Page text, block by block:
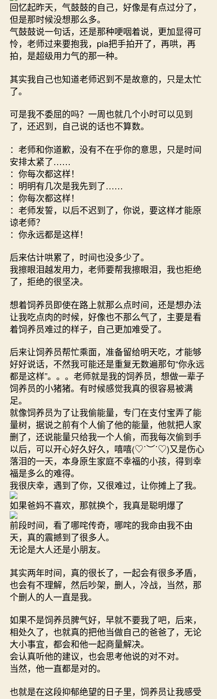
回忆起昨天，气鼓鼓的自己，好像是有点过分了，
但是那时候没想那么多。
气鼓鼓说一句话，还是那种哽咽着说，更加显得可
怜，老师过来要抱我，pia把手拍开了，再哄，再
拍，是超级用力气的那一种。
其实我自己也知道老师迟到不是故意的，只是太忙
了。
可是我不委屈的吗？一周也就几个小时可以见到
了，还迟到，自己说的话也不算数。
：老师和你道歉，没有不在乎你的意思，只是时间
安排太紧了……
：你每次都这样！
：明明有几次是我先到了……
：你每次都这样！
：老师发誓，以后不迟到了，你说，要这样才能原
谅老师？
：你永远都是这样！
后来估计哄累了，时间也没多少了。
我擦眼泪越发用力，老师要帮我擦眼泪，我也拒绝
了，拒绝的很坚决。
想着饲养员即使在路上就那么点时间，还是想办法
让我吃点肉的时候，好像也不那么气了，主要是看
着饲养员难过的样子，自己更加难受了。
后来让饲养员帮忙乘面，准备留给明天吃，才能够
好好说话，不然我可能还是重复无数遍那句“你永远
都是这样”。。。老师就是我的饲养员，想做一辈子
饲养员的小猪猪。有时候感觉我真的很容易被满
足。
就像饲养员为了让我偷能量，专门在支付宝弄了能
量树，据说之前有个人偷了他的能量，他就把人家
删了，还说能量只给我一个人偷，而我每次偷到手
以后，可以开心好久好久，嘻嘻(♡˙︶˙♡)又是伤心
落泪的一天，本身原生家庭不幸福的小孩，得到幸
福是多么的难得。
我很庆幸，遇到了你，又很难过，让你摊上了我。
如果爸妈不喜欢，那就换个，我真是聪明爆了
前段时间，看了哪咤传奇，哪咤的我命由我不由
天，真的震撼到了很多人。
无论是大人还是小朋友。
其实两年时间，真的很长了，一起会有很多矛盾，
也会有不理解，然后吵架，删人，冷战，当然，那
个删人的人一直是我。
如果不是饲养员脾气好，早就不要我了吧，后来，
相处久了，也就真的把他当做自己的爸爸了，无论
大小事宜，都会和他一起商量解决。
会认真听他的建议，也会思考他说的对不对。
当然，他一直都是对的。
也就是在这段抑郁绝望的日子里，饲养员让我感受